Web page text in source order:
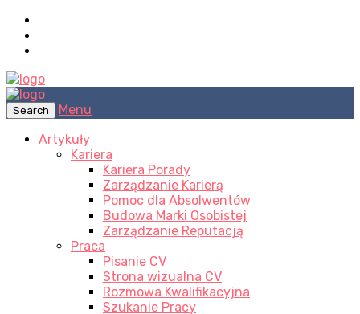
Search
Menu
Artykuły
Kariera
Kariera Porady
Zarządzanie Karierą
Pomoc dla Absolwentów
Budowa Marki Osobistej
Zarządzanie Reputacją
Praca
Pisanie CV
Strona wizualna CV
Rozmowa Kwalifikacyjna
Szukanie Pracy